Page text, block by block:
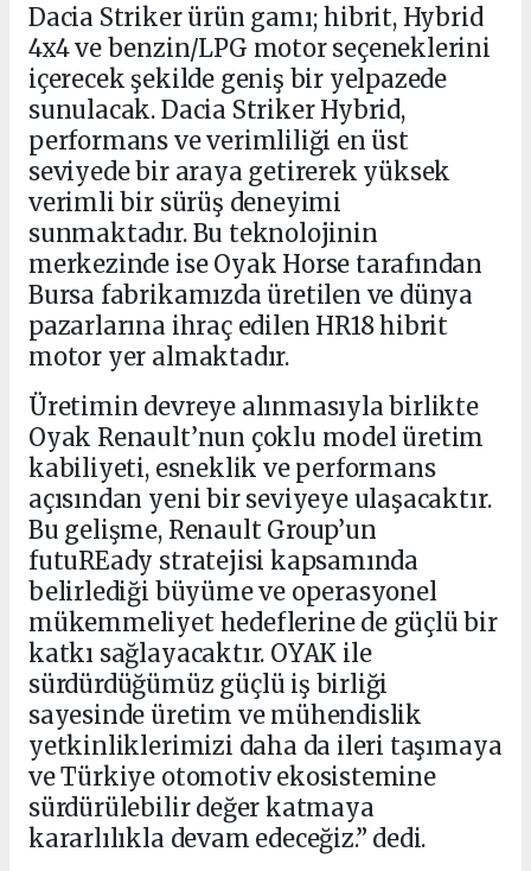
Dacia Striker ürün gamı; hibrit, Hybrid
4x4 ve benzin/LPG motor seçeneklerini
içerecek şekilde geniş bir yelpazede
sunulacak. Dacia Striker Hybrid,
performans ve verimliliği en üst
seviyede bir araya getirerek yüksek
verimli bir sürüş deneyimi
sunmaktadır. Bu teknolojinin
merkezinde ise Oyak Horse tarafından
Bursa fabrikamızda üretilen ve dünya
pazarlarına ihraç edilen HR18 hibrit
motor yer almaktadır.
Üretimin devreye alınmasıyla birlikte
Oyak Renault’nun çoklu model üretim
kabiliyeti, esneklik ve performans
açısından yeni bir seviyeye ulaşacaktır.
Bu gelişme, Renault Group’un
futuREady stratejisi kapsamında
belirlediği büyüme ve operasyonel
mükemmeliyet hedeflerine de güçlü bir
katkı sağlayacaktır. OYAK ile
sürdürdüğümüz güçlü iş birliği
sayesinde üretim ve mühendislik
yetkinliklerimizi daha da ileri taşımaya
ve Türkiye otomotiv ekosistemine
sürdürülebilir değer katmaya
kararlılıkla devam edeceğiz.” dedi.